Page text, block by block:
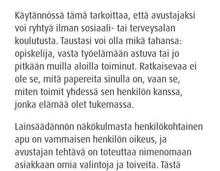
Käytännössä tämä tarkoittaa, että avustajaksi
voi ryhtyä ilman sosiaali- tai terveysalan
koulutusta. Taustasi voi olla mikä tahansa:
opiskelija, vasta työelämään astuva tai jo
pitkään muilla aloilla toiminut. Ratkaisevaa ei
ole se, mitä papereita sinulla on, vaan se,
miten toimit yhdessä sen henkilön kanssa,
jonka elämää olet tukemassa.
Lainsäädännön näkökulmasta henkilökohtainen
apu on vammaisen henkilön oikeus, ja
avustajan tehtävä on toteuttaa nimenomaan
asiakkaan omia valintoja ja toiveita. Tästä